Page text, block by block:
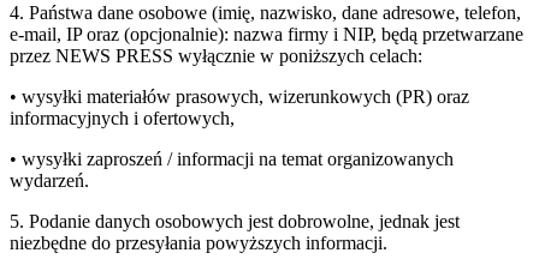
4. Państwa dane osobowe (imię, nazwisko, dane adresowe, telefon,
e-mail, IP oraz (opcjonalnie): nazwa firmy i NIP, będą przetwarzane
przez NEWS PRESS wyłącznie w poniższych celach:
• wysyłki materiałów prasowych, wizerunkowych (PR) oraz
informacyjnych i ofertowych,
• wysyłki zaproszeń / informacji na temat organizowanych
wydarzeń.
5. Podanie danych osobowych jest dobrowolne, jednak jest
niezbędne do przesyłania powyższych informacji.